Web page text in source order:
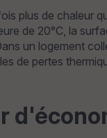
plus de chaleur
de 20°C, la
un logement
de pertes